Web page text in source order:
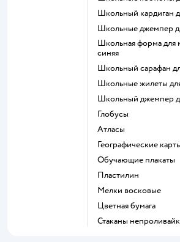
Школьный кардиган
Школьные джемпер
Школьная форма для мальчиков темно
синяя
Школьный сарафан
Школьные жилеты
Школьный джемпер
Глобусы
Атласы
Географические
Обучающие плакаты
Пластилин
Мелки восковые
Цветная бумага
Стаканы